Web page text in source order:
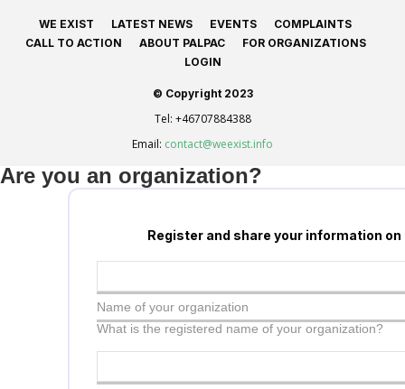
WE EXIST LATEST NEWS EVENTS
COMPLAINTS
CALL TO ACTION
ABOUT PALPAC
FOR ORGANIZATIONS
LOGIN
© Copyright 2023
Tel: +46707884388
Email: contact@weexist.info
Are you an organization?
Register and share your information
Name of your organization
What is the registered name of your organization?